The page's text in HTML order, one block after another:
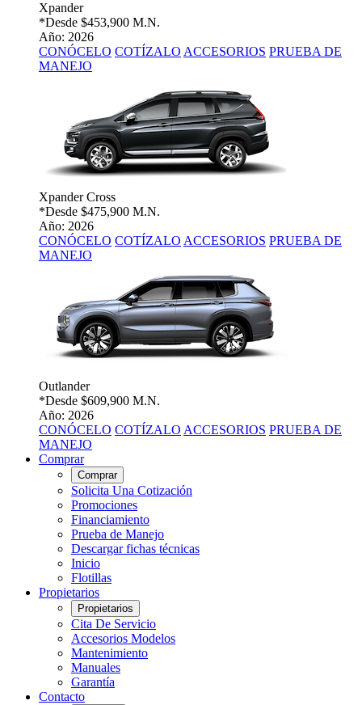
Xpander
*Desde $453,900 M.N.
Año: 2026
CONÓCELO COTÍZALO ACCESORIOS PRUEBA DE
MANEJO
Xpander Cross
*Desde $475,900 M.N.
Año: 2026
CONÓCELO COTÍZALO ACCESORIOS PRUEBA DE
MANEJO
Outlander
*Desde $609,900 M.N.
Año: 2026
CONÓCELO COTÍZALO ACCESORIOS PRUEBA DE
MANEJO
Comprar
Comprar
Solicita Una Cotización
Promociones
Financiamiento
Prueba de Manejo
Descargar fichas técnicas
Inicio
Flotillas
Propietarios
Propietarios
Cita De Servicio
Accesorios Modelos
Mantenimiento
Manuales
Garantía
Contacto